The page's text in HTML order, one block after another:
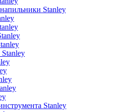
Stanley
Stanley